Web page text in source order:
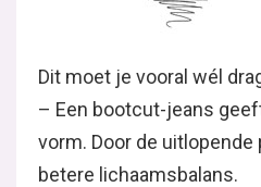
Dit moet je vooral wél
– Een bootcut-jeans
vorm. Door de
betere lichaamsbalans.